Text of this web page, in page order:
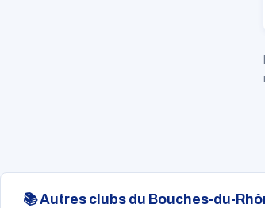
📚 Autres clubs du Bouches-du-